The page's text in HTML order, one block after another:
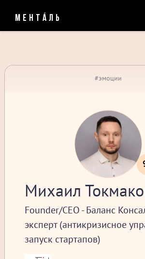
МЕНТÁЛЬ
#эмоции
Михаил
Founder/CEO - Баланс
эксперт (антикризисное
запуск стартапов)